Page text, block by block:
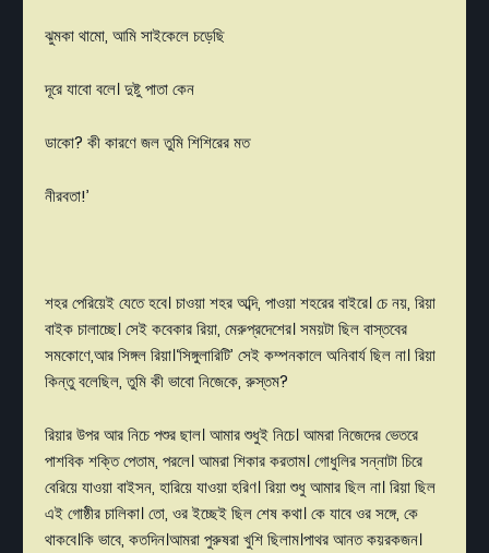
ঝুমকাথামো, আমিসাইকেলেচড়েছি
দূরেযাবোবলে।দুষ্টুপাতাকেন
ডাকো? কীকারণেজলতুমিশিশিরেরমত
নীরবতা!’
শহরপেরিয়েইযেতেহবে।চাওয়াশহরঅব্দি, পাওয়াশহরেরবাইরে।চেনয়, রিয়া
বাইকচালাচ্ছে।সেইকবেকাররিয়া, মেরুপ্রদেশের।সময়টাছিলবাস্তবের
সমকোণে,আরসিঙ্গলরিয়া।‘সিঙ্গুলারিটি’ সেইকম্পনকালেঅনিবার্যছিল না।রিয়া
কিন্তুবলেছিল,তুমিকীভাবোনিজেকে,রুস্তম?
রিয়ারউপরআরনিচেপশুরছাল।আমারশুধুইনিচে।আমরানিজেদেরভেতরে
পাশবিকশক্তিপেতাম, পরলে।আমরাশিকারকরতাম।গোধুলিরসন্নাটাচিরে
বেরিয়েযাওয়াবাইসন, হারিয়েযাওয়াহরিণ।রিয়াশুধুআমারছিল না।রিয়াছিল
এইগোষ্ঠীরচালিকা।তো, ওরইচ্ছেইছিলশেষকথা।কেযাবেওরসঙ্গে, কে
থাকবে।কি ভাবে, কতদিন।আমরাপুরুষরাখুশিছিলাম।পাথরআনতকয়রকজন।